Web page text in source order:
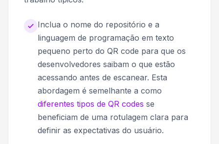
Inclua o nome do repositório e a
linguagem de programação em texto
pequeno perto do QR code para que os
desenvolvedores saibam o que estão
acessando antes de escanear. Esta
abordagem é semelhante a como
diferentes tipos de QR codes se
beneficiam de uma rotulagem clara para
definir as expectativas do usuário.